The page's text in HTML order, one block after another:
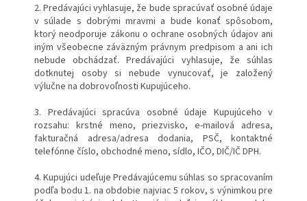
2. Predávajúci vyhlasuje, že bude spracúvať osobné údaje
v súlade s dobrými mravmi a bude konať spôsobom,
ktorý neodporuje zákonu o ochrane osobných údajov ani
iným všeobecne záväzným právnym predpisom a ani ich
nebude obchádzať. Predávajúci vyhlasuje, že súhlas
dotknutej osoby si nebude vynucovať, je založený
výlučne na dobrovoľnosti Kupujúceho.
3. Predávajúci spracúva osobné údaje Kupujúceho v
rozsahu: krstné meno, priezvisko, e-mailová adresa,
fakturačná adresa/adresa dodania, PSČ, kontaktné
telefónne číslo, obchodné meno, sídlo, IČO, DIČ/IČ DPH.
4. Kupujúci udeľuje Predávajúcemu súhlas so spracovaním
podľa bodu 1. na obdobie najviac 5 rokov, s výnimkou pre